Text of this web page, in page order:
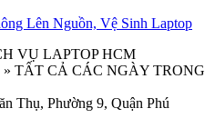
Lên Nguồn, Vệ Sinh Laptop
VỤ LAPTOP HCM
» TẤT CẢ CÁC NGÀY TRONG
Thụ, Phường 9, Quận Phú